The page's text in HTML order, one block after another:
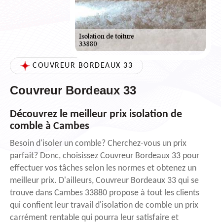
COUVREUR BORDEAUX 33
Couvreur Bordeaux 33
Découvrez le meilleur prix isolation de
comble à Cambes
Besoin d'isoler un comble? Cherchez-vous un prix
parfait? Donc, choisissez Couvreur Bordeaux 33 pour
effectuer vos tâches selon les normes et obtenez un
meilleur prix. D'ailleurs, Couvreur Bordeaux 33 qui se
trouve dans Cambes 33880 propose à tout les clients
qui confient leur travail d'isolation de comble un prix
carrément rentable qui pourra leur satisfaire et